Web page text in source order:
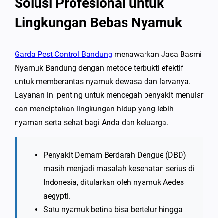
Solusi Profesional untuk
Lingkungan Bebas Nyamuk
Garda Pest Control Bandung menawarkan Jasa Basmi
Nyamuk Bandung dengan metode terbukti efektif
untuk memberantas nyamuk dewasa dan larvanya.
Layanan ini penting untuk mencegah penyakit menular
dan menciptakan lingkungan hidup yang lebih
nyaman serta sehat bagi Anda dan keluarga.
Penyakit Demam Berdarah Dengue (DBD)
masih menjadi masalah kesehatan serius di
Indonesia, ditularkan oleh nyamuk Aedes
aegypti.
Satu nyamuk betina bisa bertelur hingga